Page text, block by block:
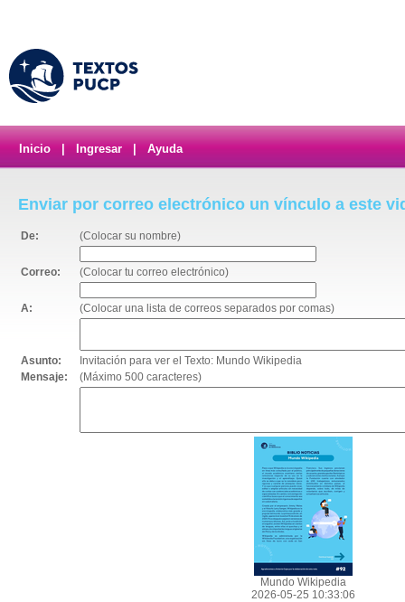
Inicio Ingresar Ayuda
Enviar por correo electrónico un vínculo a este
De: (Colocar su nombre)
Correo: (Colocar tu correo electrónico)
A: (Colocar una lista de correos separados por comas)
Asunto:
Invitación para ver el Texto: Mundo Wikipedia
Mensaje:
(Máximo 500 caracteres)
Mundo Wikipedia
2026-05-25 10:33:06